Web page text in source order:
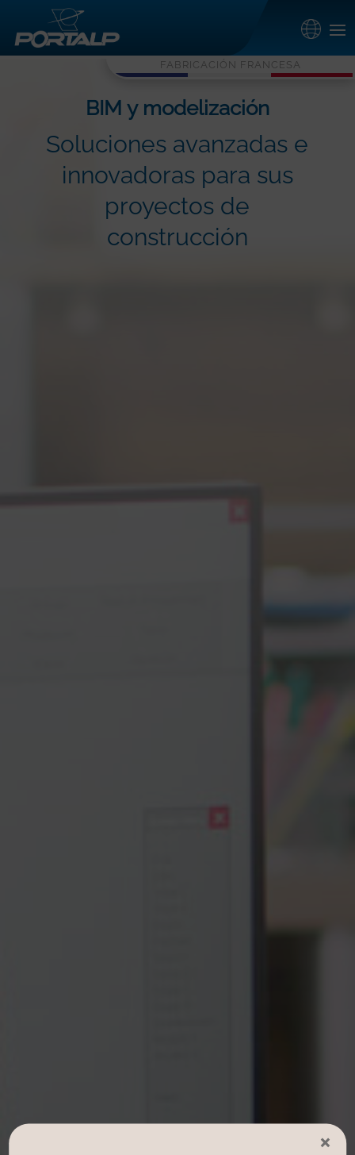
FABRICACIÓN FRANCESA
BIM y modelización
Soluciones avanzadas e
innovadoras para sus
proyectos de
construcción
×